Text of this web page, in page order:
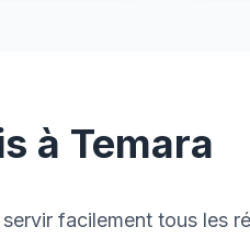
à Temara
facilement tous les